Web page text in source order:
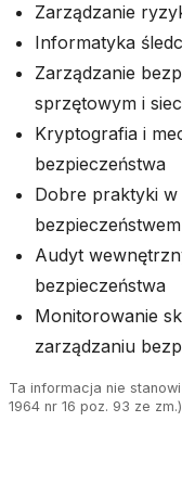
Zarządzanie
Informatyka
Zarządzanie
sprzętowym i
Kryptografia i
bezpieczeństwa
Dobre praktyki
Audyt
bezpieczeństwa
Monitorowanie
zarządzaniu
Ta informacja nie
1964 nr 16 poz. 93 ze